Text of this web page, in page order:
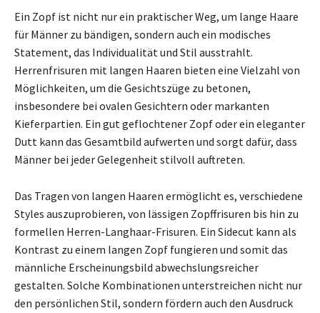
Ein Zopf ist nicht nur ein praktischer Weg, um lange Haare
für Männer zu bändigen, sondern auch ein modisches
Statement, das Individualität und Stil ausstrahlt.
Herrenfrisuren mit langen Haaren bieten eine Vielzahl von
Möglichkeiten, um die Gesichtszüge zu betonen,
insbesondere bei ovalen Gesichtern oder markanten
Kieferpartien. Ein gut geflochtener Zopf oder ein eleganter
Dutt kann das Gesamtbild aufwerten und sorgt dafür, dass
Männer bei jeder Gelegenheit stilvoll auftreten.
Das Tragen von langen Haaren ermöglicht es, verschiedene
Styles auszuprobieren, von lässigen Zopffrisuren bis hin zu
formellen Herren-Langhaar-Frisuren. Ein Sidecut kann als
Kontrast zu einem langen Zopf fungieren und somit das
männliche Erscheinungsbild abwechslungsreicher
gestalten. Solche Kombinationen unterstreichen nicht nur
den persönlichen Stil, sondern fördern auch den Ausdruck